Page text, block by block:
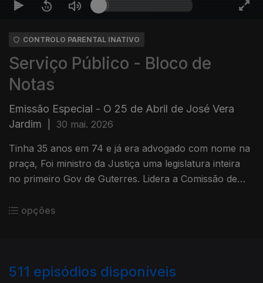
CONTROLO PARENTAL INATIVO
Serviço Público - Bloco de
Notas
Emissão Especial - O 25 de Abril de José Vera
Jardim
30 mai. 2026
Tinha 35 anos em 74 e já era advogado com nome na
praça, Foi ministro da Justiça uma legislatura inteira
no primeiro Gov de Guterres. Lidera a Comissão de
opções
511 episódios disponíveis